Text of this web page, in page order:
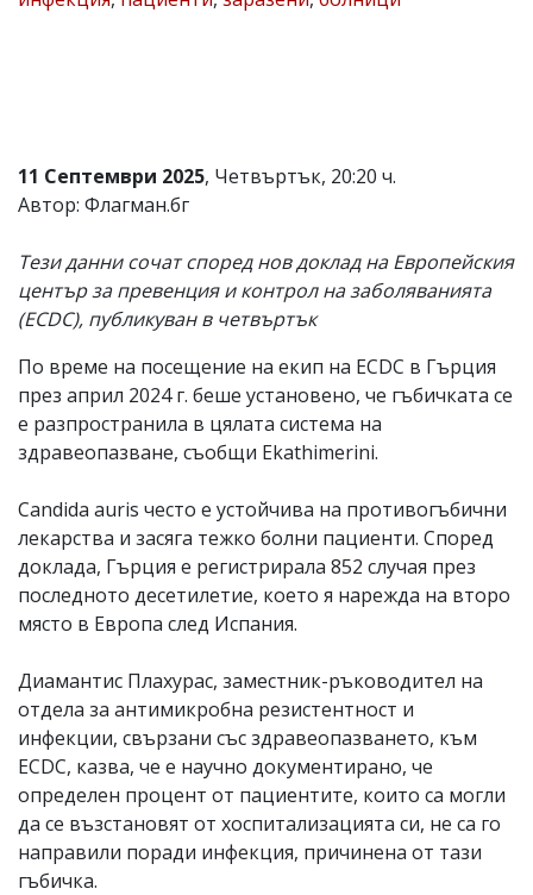
и
редакцията
не
отговорност
за
тях!
Ако
обиден
за
вас
коментар,
моля
11 Септември 2025, Четвъртък, 20:20 ч.
Автор: Флагман.бг
Тези данни сочат според нов доклад на Европейския
център за превенция и контрол на заболяванията
(ECDC), публикуван в четвъртък
По време на посещение на екип на ECDC в Гърция
през април 2024 г. беше установено, че гъбичката се
е разпространила в цялата система на
здравеопазване, съобщи Ekathimerini.
Candida auris често е устойчива на противогъбични
лекарства и засяга тежко болни пациенти. Според
доклада, Гърция е регистрирала 852 случая през
последното десетилетие, което я нарежда на второ
място в Европа след Испания.
Диамантис Плахурас, заместник-ръководител на
отдела за антимикробна резистентност и
инфекции, свързани със здравеопазването, към
ECDC, казва, че е научно документирано, че
определен процент от пациентите, които са могли
да се възстановят от хоспитализацията си, не са го
направили поради инфекция, причинена от тази
гъбичка.